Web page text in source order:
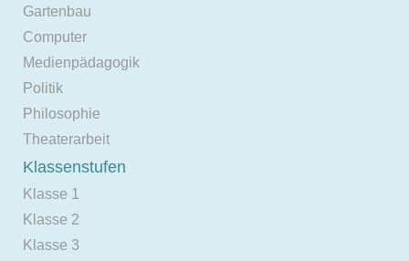
Gartenbau
Computer
Medienpädagogik
Politik
Philosophie
Theaterarbeit
Klassenstufen
Klasse 1
Klasse 2
Klasse 3